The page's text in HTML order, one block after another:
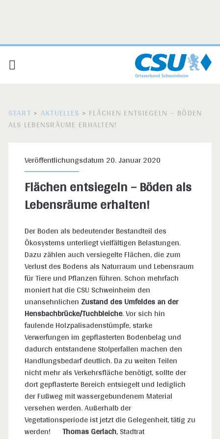
START > AKTUELLES > FLÄCHEN ENTSIEGELN – BÖDEN
ALS LEBENSRÄUME ERHALTEN!
Veröffentlichungsdatum 20. Januar 2020
Flächen entsiegeln – Böden als
Lebensräume erhalten!
Der Boden als bedeutender Bestandteil des
Ökosystems unterliegt vielfältigen Belastungen.
Dazu zählen auch versiegelte Flächen, die zum
Verlust des Bodens als Naturraum und Lebensraum
für Tiere und Pflanzen führen. Schon mehrfach
moniert hat die CSU Schweinheim den
unansehnlichen Zustand des Umfeldes an der
Hensbachbrücke/Tuchbleiche. Vor sich hin
faulende Holzpalisadenstümpfe, starke
Verwerfungen im gepflasterten Bodenbelag und
dadurch entstandene Stolperfallen machen den
Handlungsbedarf deutlich. Da zu weiten Teilen
nicht mehr als Verkehrsfläche benötigt, sollte der
dort gepflasterte Bereich entsiegelt und lediglich
der Fußweg mit wassergebundenem Material
versehen werden. Außerhalb der
Vegetationsperiode ist jetzt die Gelegenheit, tätig zu
werden! Thomas Gerlach, Stadtrat